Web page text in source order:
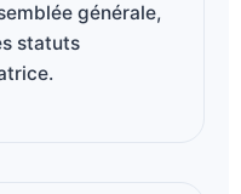
générale,
statuts